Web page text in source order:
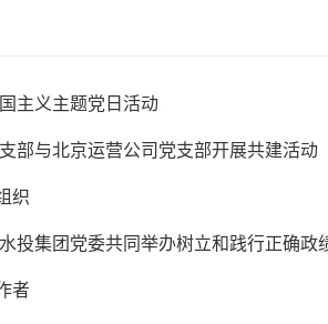
主义主题党日活动
部与北京运营公司党支部开展共建活动
织
投集团党委共同举办树立和践行正确政
者